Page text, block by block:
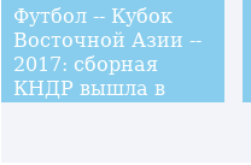
Футбол -- Кубок
Восточной Азии --
2017: сборная
КНДР вышла в